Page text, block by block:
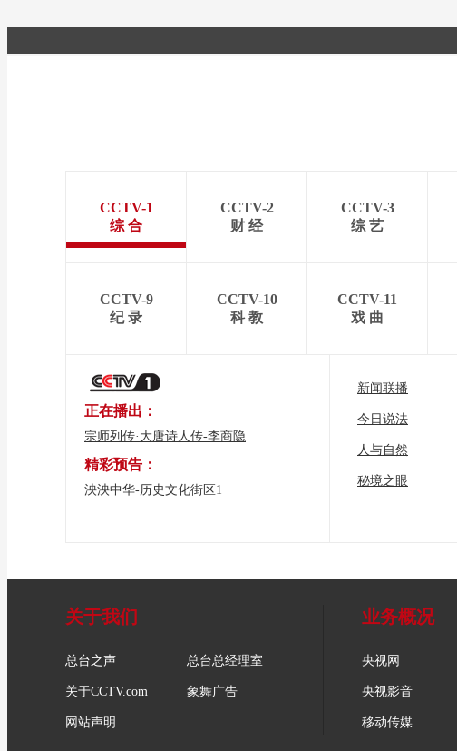
CCTV-1
综 合
CCTV-2
财 经
CCTV-3
综 艺
CCTV-9
纪 录
CCTV-10
科 教
CCTV-11
戏 曲
正在播出：
宗师列传·大唐诗人传-李商隐
精彩预告：
泱泱中华-历史文化街区1
新闻联播
今日说法
人与自然
秘境之眼
关于我们
总台之声 总台总经理室
关于CCTV.com 象舞广告
网站声明
业务概况
央视网
央视影音
移动传媒